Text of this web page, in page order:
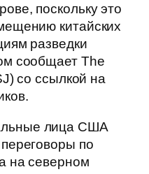
поскольку это
китайских
разведки
сообщает The
со ссылкой на
лица США
по
на северном